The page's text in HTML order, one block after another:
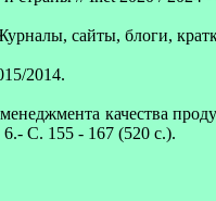
сайты, блоги,
2014.
качества
С. 155 - 167 (520 с.).